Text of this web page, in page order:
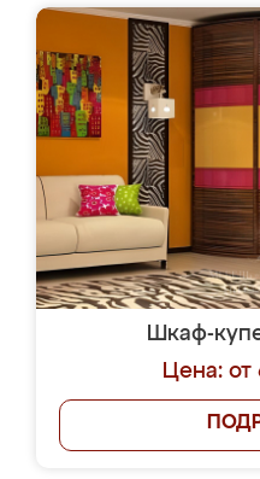
Шкаф-
Цена: от